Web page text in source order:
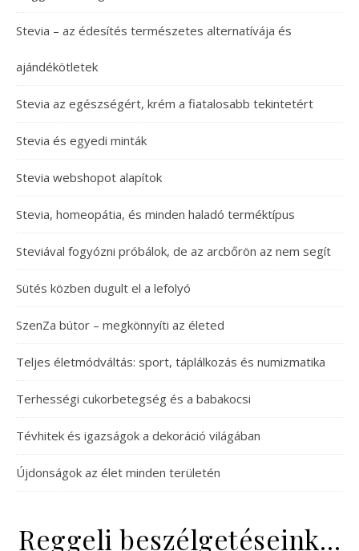
Stevia – az édesítés természetes alternatívája és
ajándékötletek
Stevia az egészségért, krém a fiatalosabb tekintetért
Stevia és egyedi minták
Stevia webshopot alapítok
Stevia, homeopátia, és minden haladó terméktípus
Steviával fogyózni próbálok, de az arcbőrön az nem segít
Sütés közben dugult el a lefolyó
SzenZa bútor – megkönnyíti az életed
Teljes életmódváltás: sport, táplálkozás és numizmatika
Terhességi cukorbetegség és a babakocsi
Tévhitek és igazságok a dekoráció világában
Újdonságok az élet minden területén
Reggeli beszélgetéseink…